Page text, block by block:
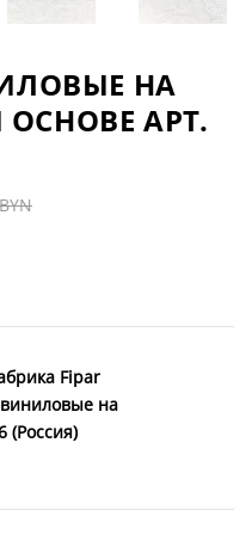
НА
АРТ.
Fipar
на
(Россия)